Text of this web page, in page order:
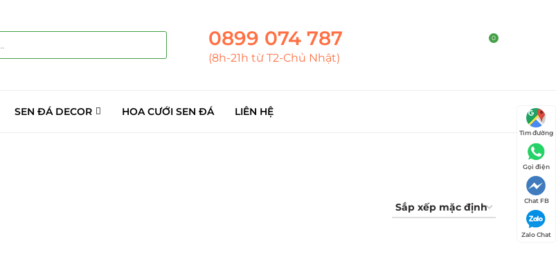
0899 074 787
(8h-21h từ T2-Chủ Nhật)
0
SEN ĐÁ DECOR HOA CƯỚI SEN ĐÁ LIÊN HỆ
Tìm đường
Gọi điện
Chat FB
Zalo Chat